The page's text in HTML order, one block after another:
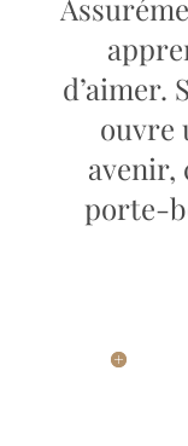
d’aimer.
ouvre
avenir,
porte-